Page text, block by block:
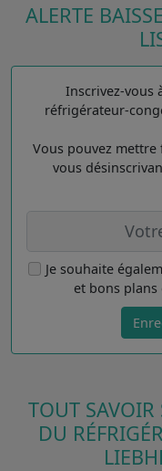
ALERTE
Inscrivez-vous
réfrigérateur-
Vous pouvez
vous
Je souhaite
et bons plans
TOUT SAVOIR
DU